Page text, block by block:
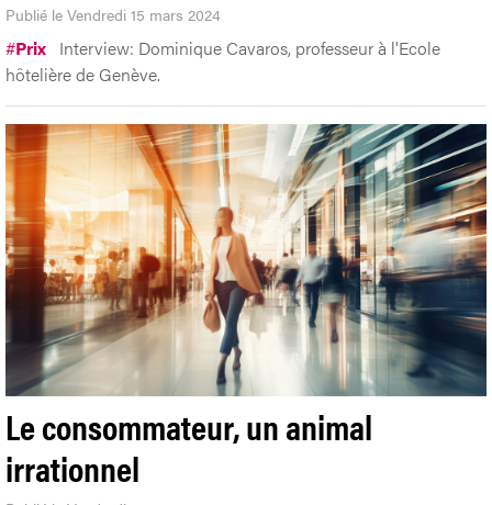
Publié le Vendredi 15 mars 2024
#Prix Interview: Dominique Cavaros, professeur à l'Ecole
hôtelière de Genève.
Le consommateur, un animal
irrationnel